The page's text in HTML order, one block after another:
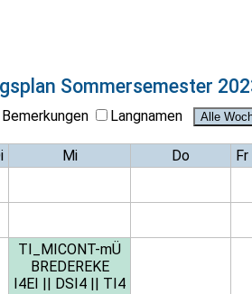
Sommersemester
Bemerkungen Langnamen
Mi Do
Fr
TI_MICONT-mÜ
BREDEREKE
I4EI
DSI4
TI4